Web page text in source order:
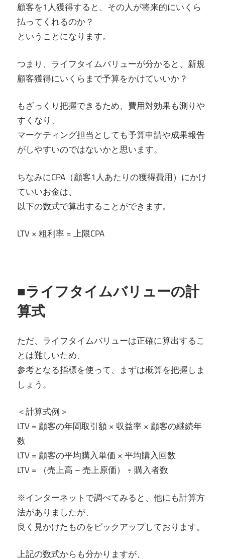
顧客を1人獲得すると、その人が将来的にいくら
払ってくれるのか？
ということになります。
つまり、ライフタイムバリューが分かると、新規
顧客獲得にいくらまで予算をかけていいか？
もざっくり把握できるため、費用対効果も測りや
すくなり、
マーケティング担当としても予算申請や成果報告
がしやすいのではないかと思います。
ちなみにCPA（顧客1人あたりの獲得費用）にかけ
ていいお金は、
以下の数式で算出することができます。
LTV × 粗利率 = 上限CPA
■ライフタイムバリューの計
算式
ただ、ライフタイムバリューは正確に算出するこ
とは難しいため、
参考となる指標を使って、まずは概算を把握しま
しょう。
＜計算式例＞
LTV = 顧客の年間取引額 × 収益率 × 顧客の継続年
数
LTV = 顧客の平均購入単価 × 平均購入回数
LTV = （売上高 – 売上原価） ÷ 購入者数
※インターネットで調べてみると、他にも計算方
法がありましたが、
良く見かけたものをピックアップしております。
上記の数式からも分かりますが、